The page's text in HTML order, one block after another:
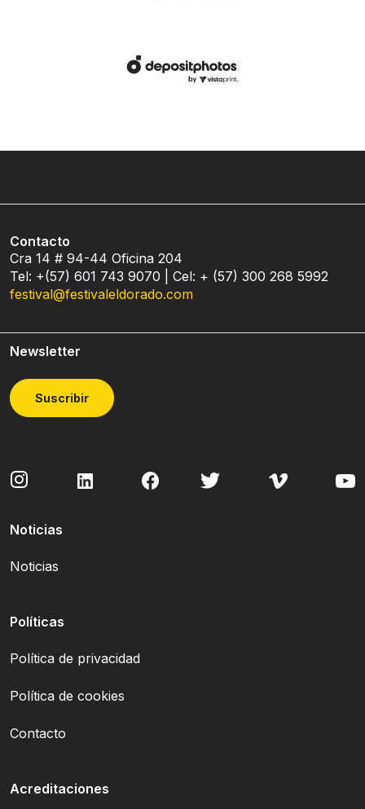
Contacto
Cra 14 # 94-44 Oficina 204
Tel: +(57) 601 743 9070 | Cel: + (57) 300 268 5992
festival@festivaleldorado.com
Newsletter
Suscribir
Noticias
Noticias
Políticas
Política de privacidad
Política de cookies
Contacto
Acreditaciones